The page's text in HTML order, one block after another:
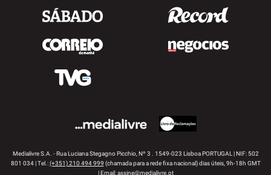
Medialivre S.A. - Rua Luciana Stegagno Picchio, Nº 3 . 1549-023 Lisboa PORTUGAL | NIF: 502
801 034 | Tel.:(+351) 210 494 999 (chamada para a rede fixa nacional) dias úteis, 9h-18h GMT
| Email:assine@medialivre.pt